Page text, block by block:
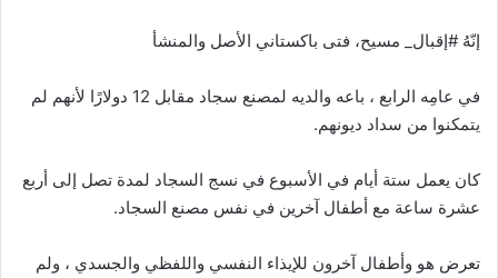
إنّهُ #إقبال_ مسيح، فتى باكستاني الأصل والمنشأ
في عامِه الرابع ، باعه والديه لمصنع سجاد مقابل 12 دولارًا لأنهم لم
يتمكنوا من سداد ديونهم.
كان يعمل ستة أيام في الأسبوع في نسج السجاد لمدة تصل إلى أربع
عشرة ساعة مع أطفال آخرين في نفس مصنع السجاد.
تعرض هو وأطفال آخرون للإيذاء النفسي واللفظي والجسدي ، ولم